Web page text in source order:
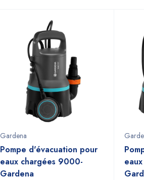
Gardena
Pompe d'évacuation pour
eaux chargées 9000-
Gardena